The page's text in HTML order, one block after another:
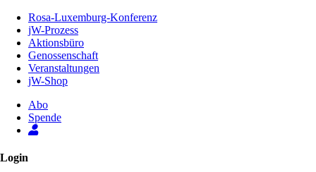
Inhalt
Seite
Rosa-Luxemburg-Konferenz
jW-Prozess
Aktionsbüro
Genossenschaft
Veranstaltungen
jW-Shop
Abo
Spende
Login